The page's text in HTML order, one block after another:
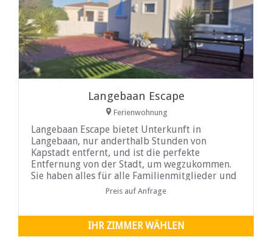
Langebaan Escape
Ferienwohnung
Langebaan Escape bietet Unterkunft in
Langebaan, nur anderthalb Stunden von
Kapstadt entfernt, und ist die perfekte
Entfernung von der Stadt, um wegzukommen.
Sie haben alles für alle Familienmitglieder und
Sie werden die kurze Fahrt entlang der R27 mit
Sicherheit nicht bereuen, denn sie bringt Sie
Preis auf Anfrage
IHR ZIMMER WÄHLEN